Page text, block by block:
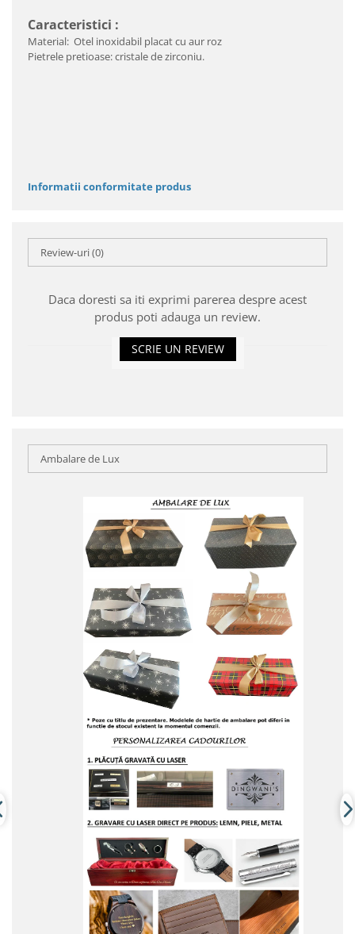
Caracteristici :
Material: Otel inoxidabil placat cu aur roz
Pietrele pretioase: cristale de zirconiu.
Informatii conformitate produs
Review-uri(0)
Daca doresti sa iti exprimi parerea despre acest
produs poti adauga un review.
SCRIE UN REVIEW
Ambalare de Lux